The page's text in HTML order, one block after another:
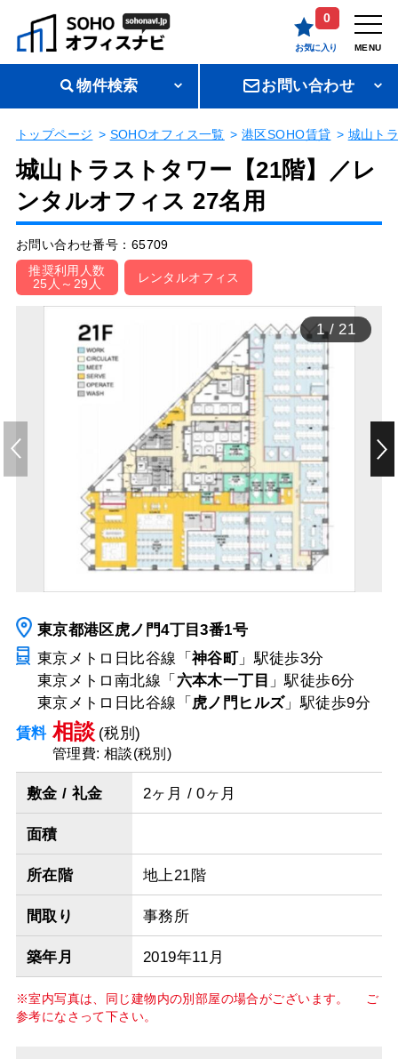
0
お気に入り MENU
物件検索 お問い合わせ
トップページ SOHOオフィス一覧 港区SOHO賃貸 城山ト
城山トラストタワー【21階】／レ
ンタルオフィス 27名用
お問い合わせ番号：65709
推奨利用人数
25人～29人
レンタルオフィス
1/21
東京都港区虎ノ門4丁目3番1号
東京メトロ日比谷線「神谷町 」駅徒歩3分
東京メトロ南北線「 六本木一丁目 」駅徒歩6分
東京メトロ日比谷線「 虎ノ門ヒルズ」駅徒歩9分
賃料 相談 (税別)
管理費: 相談(税別)
敷金 / 礼金 2ヶ月 / 0ヶ月
面積
所在階 地上21階
間取り 事務所
築年月 2019年11月
※室内写真は、同じ建物内の別部屋の場合がございます。 ご
参考になさって下さい。